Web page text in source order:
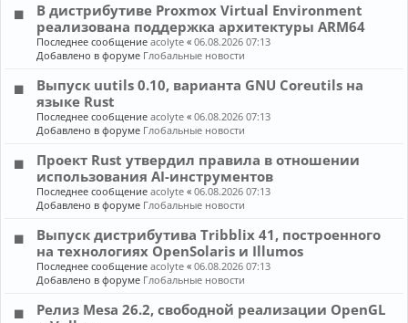
В дистрибутиве Proxmox Virtual Environment
реализована поддержка архитектуры ARM64
Последнее сообщениеacolyte «06.08.2026 07:13
Добавлено в форуме Глобальные новости
Выпуск uutils 0.10, варианта GNU Coreutils на
языке Rust
Последнее сообщениеacolyte «06.08.2026 07:13
Добавлено в форуме Глобальные новости
Проект Rust утвердил правила в отношении
использования AI-инструментов
Последнее сообщениеacolyte «06.08.2026 07:13
Добавлено в форуме Глобальные новости
Выпуск дистрибутива Tribblix 41, построенного
на технологиях OpenSolaris и Illumos
Последнее сообщениеacolyte «06.08.2026 07:13
Добавлено в форуме Глобальные новости
Релиз Mesa 26.2, свободной реализации OpenGL